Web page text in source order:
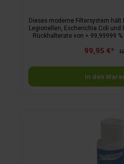
Dieses moderne Filtersystem hält
Legionellen, Escherichia Coli
Rückhalterate von > 99,99999
dient zur Herstellung von
ist nur für den Einsatz mit
Lebensmittelqualität hergestellt.
Herkunft oder zweifelhafter
muss spätestens nach 6
99,95 €*
In den